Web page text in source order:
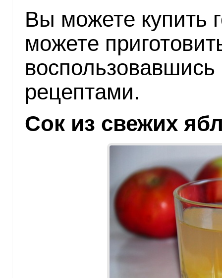
Вы можете купить
можете
рецептами.
Сок из свежих